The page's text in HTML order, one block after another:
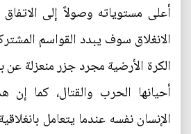
أعلى مستوياته وصولاً إلى الاتفاق
الانغلاق سوف يبدد القواسم
الكرة الأرضية مجرد جزر منعزلة
أحيانها الحرب والقتال، كما إن
الإنسان نفسه عندما يتعامل